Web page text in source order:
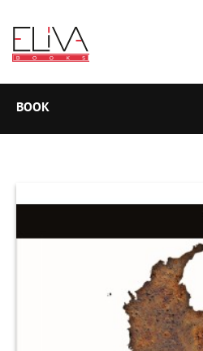
BOOK